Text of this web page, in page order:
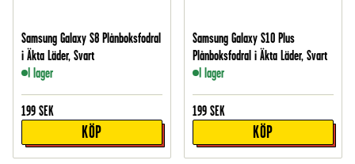
Samsung Galaxy S8 Plånboksfodral
i Äkta Läder, Svart
I lager
199 SEK
KÖP
Samsung Galaxy S10 Plus
Plånboksfodral i Äkta Läder, Svart
I lager
199 SEK
KÖP